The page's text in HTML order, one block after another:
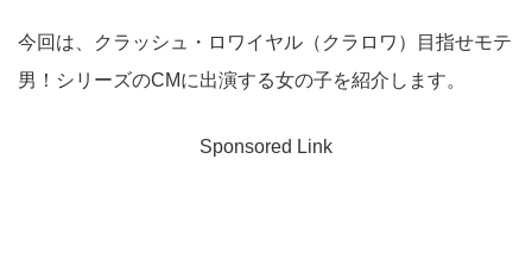
今回は、クラッシュ・ロワイヤル（クラロワ）目指せモテ
男！シリーズのCMに出演する女の子を紹介します。
Sponsored Link